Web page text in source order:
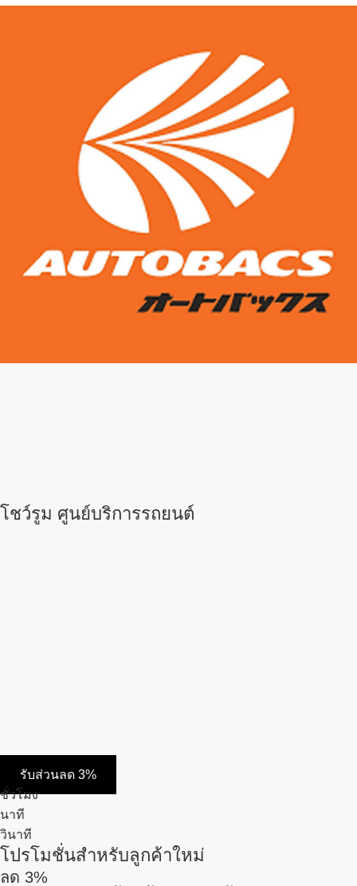
โชว์รูม ศูนย์บริการรถยนต์
รับส่วนลด 3%
ชั่วโมง
นาที
วินาที
โปรโมชั่นสำหรับลูกค้าใหม่
ลด 3%